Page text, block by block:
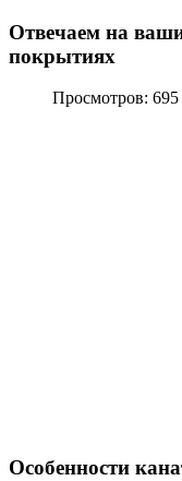
Отвечаем на
покрытиях
Просмотров: 695
Особенности